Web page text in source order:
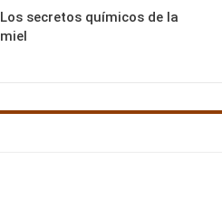
Los secretos químicos de la
miel